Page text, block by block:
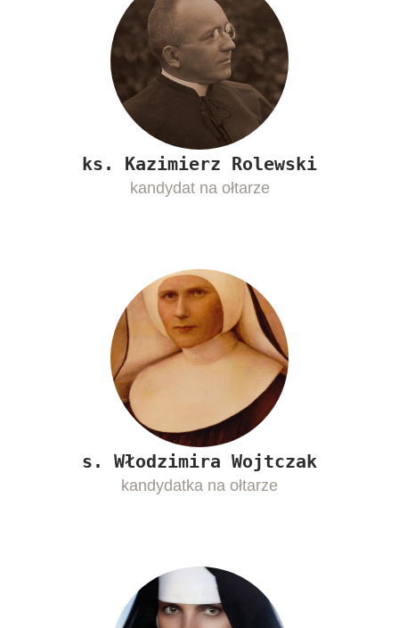
ks. Kazimierz Rolewski
kandydat na ołtarze
s. Włodzimira Wojtczak
kandydatka na ołtarze